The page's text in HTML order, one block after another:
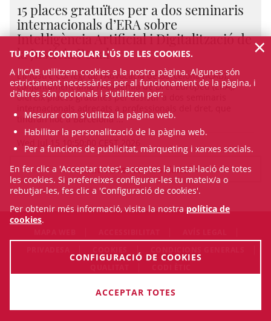
15 places gratuïtes per a dos seminaris
internacionals d’ERA sobre
Intel·ligència Artificial i Digitalització de
la Justícia Penal
L’Il·lustre Col·legi de l’Advocacia de Barcelona (ICAB),
conjuntament amb l’Acadèmia de Dret Europeu (ERA),
ofereix places gratuïtes per assistir a dos seminaris
tindran lloc a Barcelona ...
Wed Jul 15 10:50:00 CEST 2026
VEURE TOTES LES NOTÍCIES
© Sat Aug 08 16:57:05 CEST 2026 Il·lustre Col·legi de l'Advocacia
TU POTS CONTROLAR L'ÚS DE LES COOKIES.
A l’ICAB utilitzem cookies a la nostra pàgina. Algunes són
estrictament necessàries per al funcionament de la pàgina, i
d'altres són opcionals i s'utilitzen per:
Mesurar com s'utilitza la pàgina web.
Habilitar la personalització de la pàgina web.
Per a funcions de publicitat, màrqueting i xarxes socials.
En fer clic a 'Acceptar totes', acceptes la instal·lació de totes
les cookies. Si prefereixes configurar-les tu mateix/a o
rebutjar-les, fes clic a 'Configuració de cookies'.
Per obtenir més informació, visita la nostra política de
cookies.
CONFIGURACIÓ DE COOKIES
ACCEPTAR TOTES
×